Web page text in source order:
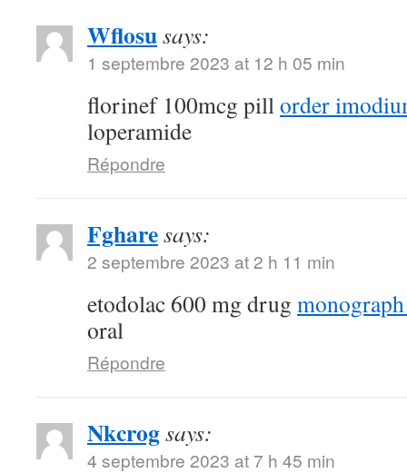
Wflosusays:
1 septembre 2023 at 12 h 05 min
florinef 100mcg pillorder
loperamide
Répondre
Fgharesays:
2 septembre 2023 at 2 h 11 min
etodolac 600 mg drug
oral
Répondre
Nkcrogsays:
4 septembre 2023 at 7 h 45 min